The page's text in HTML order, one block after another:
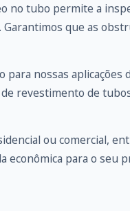
no tubo permite a
que as
nossas aplicações
revestimento de
ou comercial,
econômica para o seu